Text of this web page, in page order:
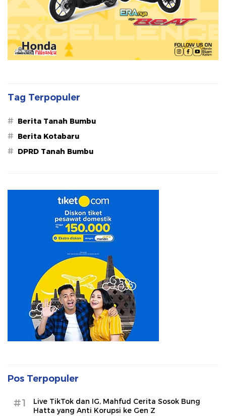
Tag Terpopuler
# Berita Tanah Bumbu
# Berita Kotabaru
# DPRD Tanah Bumbu
Pos Terpopuler
#1
Live TikTok dan IG, Mahfud Cerita Sosok Bung
Hatta yang Anti Korupsi ke Gen Z